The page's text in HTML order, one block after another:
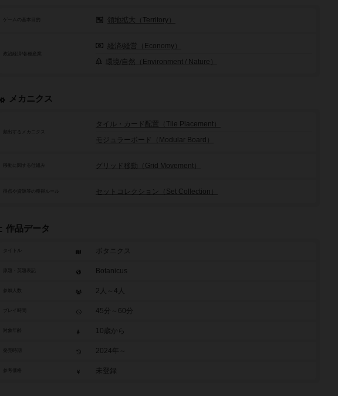
ゲームの基本目的 領地拡大（Territory）
政治経済/各種産業
経済/経営（Economy）
環境/自然（Environment / Nature）
メカニクス
頻出するメカニクス
タイル・カード配置（Tile Placement）
モジュラーボード（Modular Board）
移動に関する仕組み グリッド移動（Grid Movement）
セットコレクション（Set Collection）
作品データ
タイトル ボタニクス
Botanicus
参加人数 2人～4人
45分～60分
10歳から
2024年～
参考価格 未登録